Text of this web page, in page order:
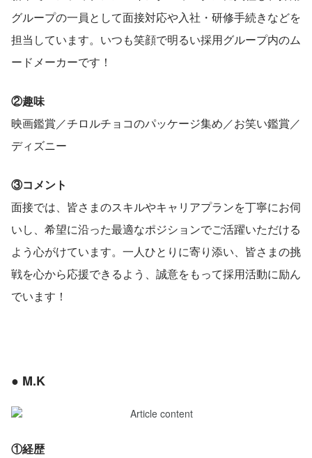
グループの一員として面接対応や入社・研修手続きなどを
担当しています。いつも笑顔で明るい採用グループ内のム
ードメーカーです！
②趣味
映画鑑賞／チロルチョコのパッケージ集め／お笑い鑑賞／
ディズニー
③コメント
面接では、皆さまのスキルやキャリアプランを丁寧にお伺
いし、希望に沿った最適なポジションでご活躍いただける
よう心がけています。一人ひとりに寄り添い、皆さまの挑
戦を心から応援できるよう、誠意をもって採用活動に励ん
でいます！
● M.K
①経歴